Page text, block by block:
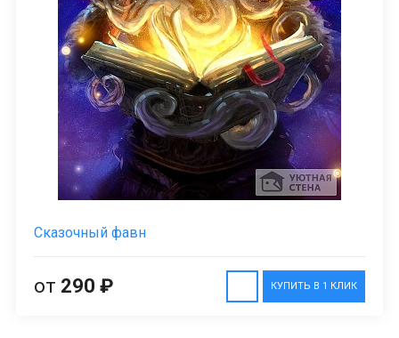
Сказочный фавн
КУПИТЬ В 1 КЛИК
от 290 ₽